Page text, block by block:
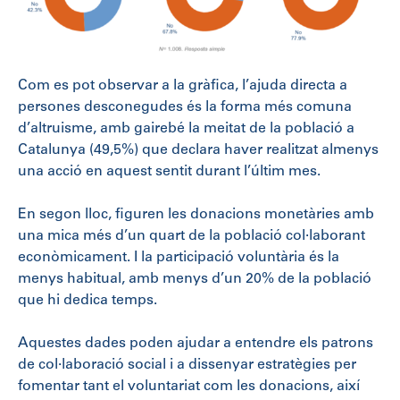
Com es pot observar a la gràfica, l’ajuda directa a
persones desconegudes és la forma més comuna
d’altruisme, amb gairebé la meitat de la població a
Catalunya (49,5%) que declara haver realitzat almenys
una acció en aquest sentit durant l’últim mes.
En segon lloc, figuren les donacions monetàries amb
una mica més d’un quart de la població col·laborant
econòmicament. I la participació voluntària és la
menys habitual, amb menys d’un 20% de la població
que hi dedica temps.
Aquestes dades poden ajudar a entendre els patrons
de col·laboració social i a dissenyar estratègies per
fomentar tant el voluntariat com les donacions, així